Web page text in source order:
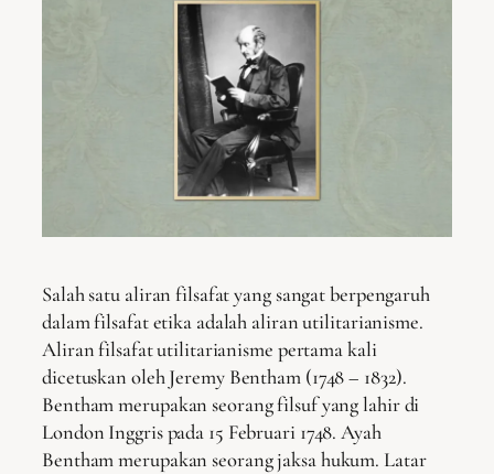
Salah satu aliran filsafat yang sangat berpengaruh
dalam filsafat etika adalah aliran utilitarianisme.
Aliran filsafat utilitarianisme pertama kali
dicetuskan oleh Jeremy Bentham (1748 – 1832).
Bentham merupakan seorang filsuf yang lahir di
London Inggris pada 15 Februari 1748. Ayah
Bentham merupakan seorang jaksa hukum. Latar